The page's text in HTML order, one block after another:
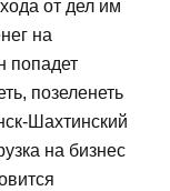
от дел им
на
попадет
позеленеть
Шахтинский
на бизнес